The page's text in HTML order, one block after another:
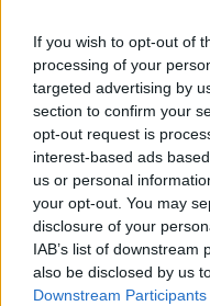
If you wish to opt-out of
processing of your
targeted advertising by
section to confirm your
opt-out request is
interest-based ads
us or personal
your opt-out. You may
disclosure of your
IAB’s list of
also be disclosed by us
Downstream Participants